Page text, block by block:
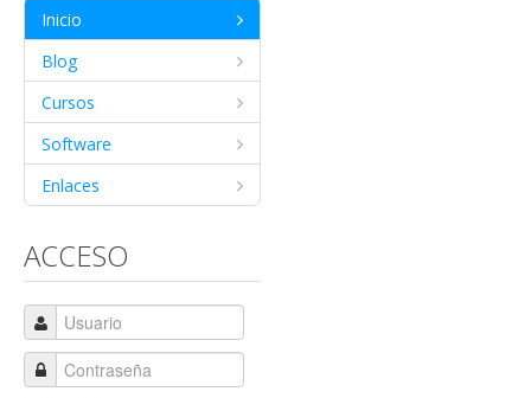
Inicio
Blog
Cursos
Software
Enlaces
ACCESO